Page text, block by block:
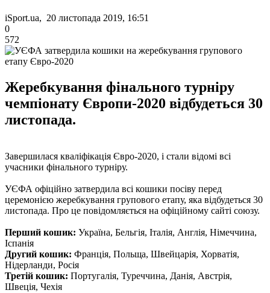
iSport.ua, 20 листопада 2019, 16:51
0
572
Жеребкування фінального турніру
чемпіонату Європи-2020 відбудеться 30
листопада.
Завершилася кваліфікація Євро-2020, і стали відомі всі
учасники фінального турніру.
УЄФА офіційно затвердила всі кошики посіву перед
церемонією жеребкування групового етапу, яка відбудеться 30
листопада. Про це повідомляється на офіційному сайті союзу.
Перший кошик: Україна, Бельгія, Італія, Англія, Німеччина,
Іспанія
Другий кошик: Франція, Польща, Швейцарія, Хорватія,
Нідерланди, Росія
Третій кошик: Португалія, Туреччина, Данія, Австрія,
Швеція, Чехія